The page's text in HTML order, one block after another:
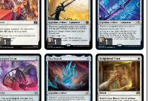
1 1 1